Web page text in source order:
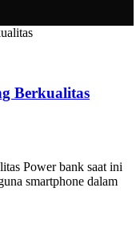
Berkualitas
Power bank saat ini
smartphone dalam